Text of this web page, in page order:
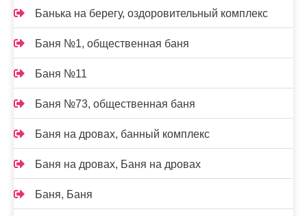
Банька на берегу, оздоровительный комплекс
Баня №1, общественная баня
Баня №11
Баня №73, общественная баня
Баня на дровах, банный комплекс
Баня на дровах, Баня на дровах
Баня, Баня